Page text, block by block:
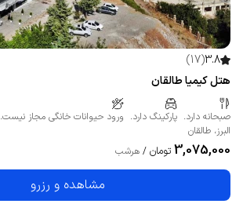
3.8
(
17
)
هتل کیمیا طالقان
صبحانه دارد. پارکینگ دارد. ورود حیوانات خانگی مجاز نیست.
البرز، طالقان
3,075,000 تومان / هرشب
مشاهده و رزرو